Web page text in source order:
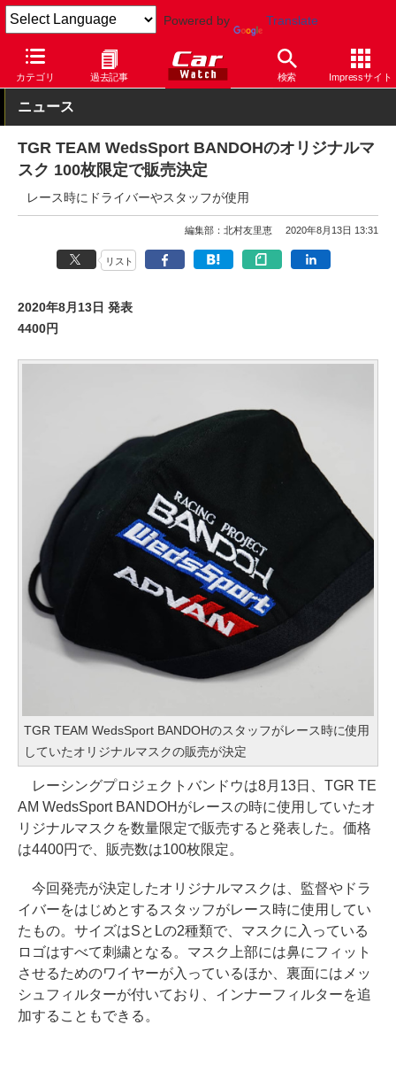
Powered by Translate
カテゴリ 過去記事 検索 Impressサイト
Car Watch モータースポーツ SUPER GT
ニュース
TGR TEAM WedsSport BANDOHのオリジナルマ
スク 100枚限定で販売決定
レース時にドライバーやスタッフが使用
編集部：北村友里恵 2020年8月13日 13:31
リスト
2020年8月13日 発表
4400円
TGR TEAM WedsSport BANDOHのスタッフがレース時に使用
していたオリジナルマスクの販売が決定
レーシングプロジェクトバンドウは8月13日、TGR TE
AM WedsSport BANDOHがレースの時に使用していたオ
リジナルマスクを数量限定で販売すると発表した。価格
は4400円で、販売数は100枚限定。
今回発売が決定したオリジナルマスクは、監督やドラ
イバーをはじめとするスタッフがレース時に使用してい
たもの。サイズはSとLの2種類で、マスクに入っている
ロゴはすべて刺繍となる。マスク上部には鼻にフィット
させるためのワイヤーが入っているほか、裏面にはメッ
シュフィルターが付いており、インナーフィルターを追
加することもできる。